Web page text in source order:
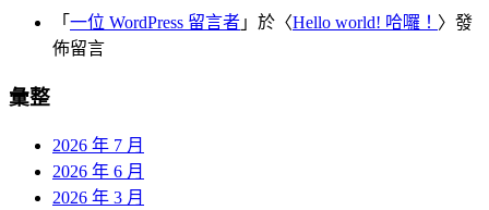
「 一位 WordPress 留言者 」於〈Hello world! 哈囉！ 〉發
佈留言
彙整
2026 年 7 月
2026 年 6 月
2026 年 3 月